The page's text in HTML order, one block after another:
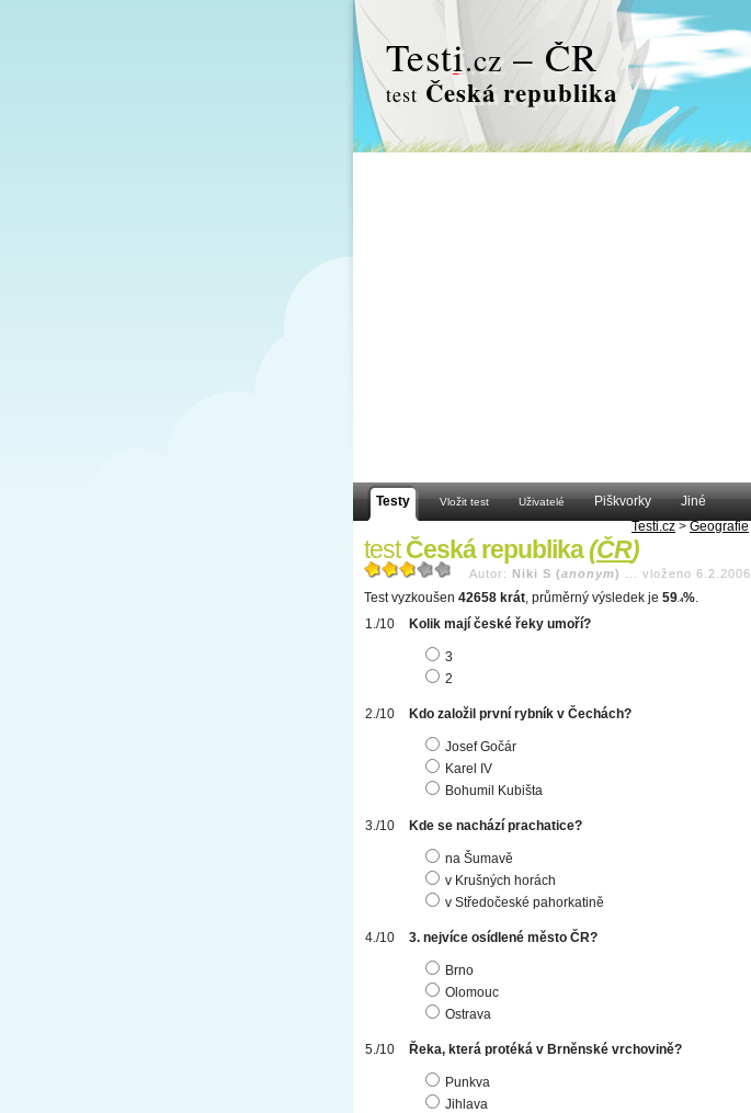
Testi.cz – ČR
test Česká republika
Testy Vložit test Uživatelé Piškvorky
Jiné
Testi.cz > Geografie
testČeská republika(ČR)
Autor: Niki S (anonym) vloženo 6.2.2006
Test vyzkoušen 42658 krát, průměrný výsledek je 59 .4%.
Kolik mají české řeky umoří?
3
2
Kdo založil první rybník v Čechách?
Josef Gočár
Karel IV
Bohumil Kubišta
Kde se nachází prachatice?
na Šumavě
v Krušných horách
v Středočeské pahorkatině
3. nejvíce osídlené město ČR?
Brno
Olomouc
Ostrava
Řeka, která protéká v Brněnské vrchovině?
Punkva
Jihlava